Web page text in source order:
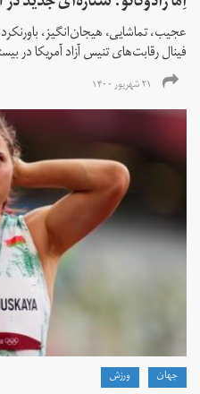
عجیب، تماشایی، هیجان‌انگیز،
فینال رقابت‌های تنیس آزاد آمریکا در
۲۱ شهریور ۱۴۰۰
جهان ورزش